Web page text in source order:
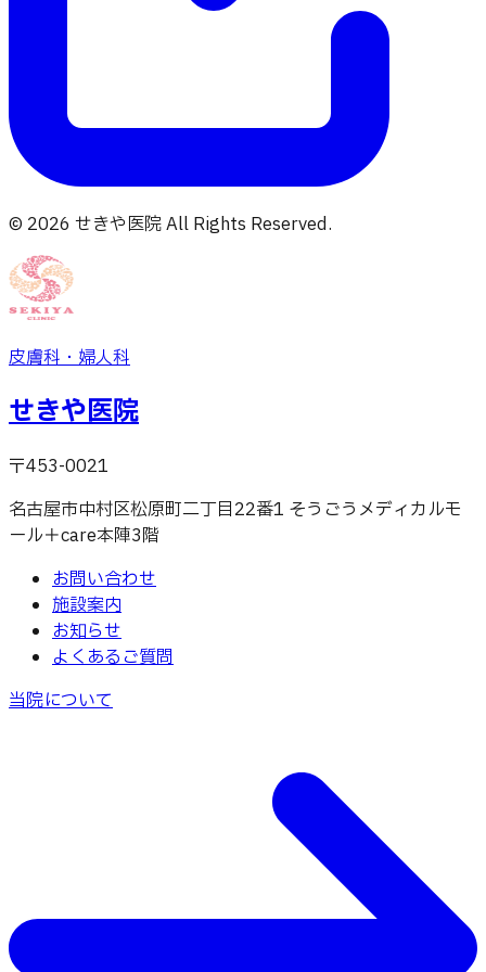
© 2026 せきや医院All Rights Reserved.
皮膚科・婦人科
せきや医院
〒453-0021
名古屋市中村区松原町二丁目22番1 そうごうメディカルモ
ール＋care本陣3階
お問い合わせ
施設案内
お知らせ
よくあるご質問
当院について